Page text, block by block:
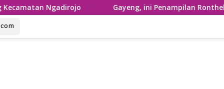
Gayeng, ini Penampilan Ronthek Laskar